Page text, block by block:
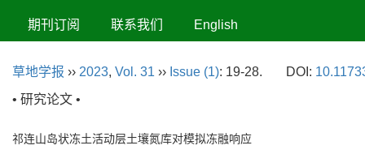
期刊订阅 联系我们 English
草地学报 ›› 2023, Vol. 31 ›› Issue (1): 19-28. DOI:
• 研究论文 •
祁连山岛状冻土活动层土壤氮库对模拟冻融响应